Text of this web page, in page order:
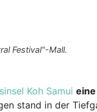
Festival"-Mall.
Koh Samui eine
stand in der